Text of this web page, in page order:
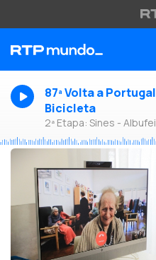
87ª Volta a
Bicicleta
2ª Etapa: Sines -